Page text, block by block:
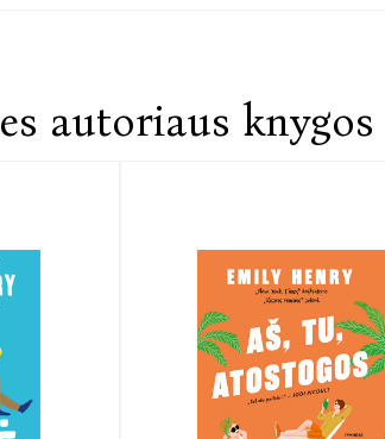
autoriaus knygos